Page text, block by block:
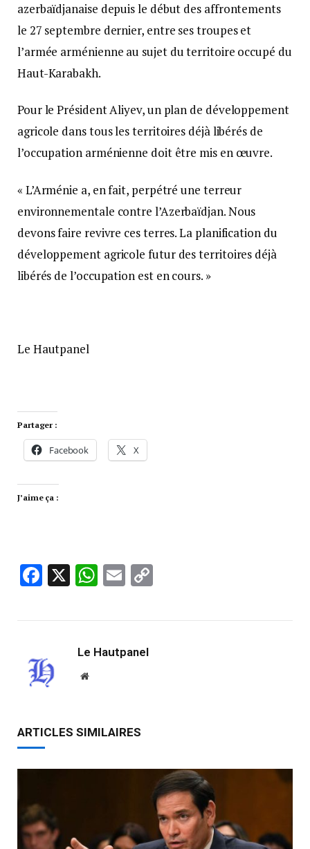
azerbaïdjanaise depuis le début des affrontements
le 27 septembre dernier, entre ses troupes et
l’armée arménienne au sujet du territoire occupé du
Haut-Karabakh.
Pour le Président Aliyev, un plan de développement
agricole dans tous les territoires déjà libérés de
l’occupation arménienne doit être mis en œuvre.
« L’Arménie a, en fait, perpétré une terreur
environnementale contre l’Azerbaïdjan. Nous
devons faire revivre ces terres. La planification du
développement agricole futur des territoires déjà
libérés de l’occupation est en cours. »
Le Hautpanel
Partager :
Facebook X
J’aime ça :
Facebook
X WhatsApp
Email
Le Hautpanel
Website
ARTICLES SIMILAIRES